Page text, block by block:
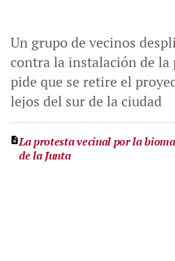
Un grupo de vecinos
contra la instalación de la
pide que se retire el
lejos del sur de la ciudad
La protesta vecinal por la
de la Junta